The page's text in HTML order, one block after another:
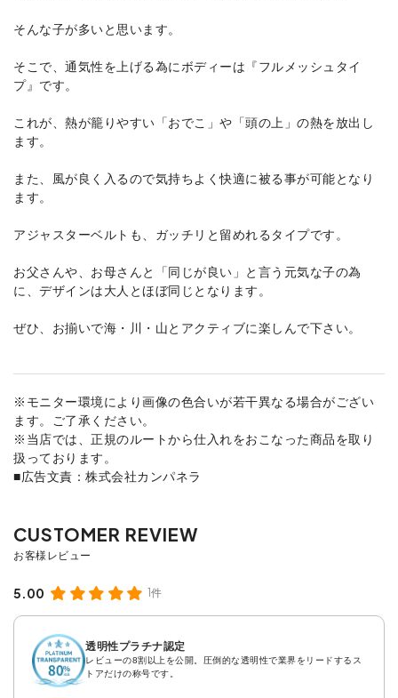
そんな子が多いと思います。
そこで、通気性を上げる為にボディーは『フルメッシュタイ
プ』です。
これが、熱が籠りやすい「おでこ」や「頭の上」の熱を放出し
ます。
また、風が良く入るので気持ちよく快適に被る事が可能となり
ます。
アジャスターベルトも、ガッチリと留めれるタイプです。
お父さんや、お母さんと「同じが良い」と言う元気な子の為
に、デザインは大人とほぼ同じとなります。
ぜひ、お揃いで海・川・山とアクティブに楽しんで下さい。
※モニター環境により画像の色合いが若干異なる場合がござい
ます。ご了承ください。
※当店では、正規のルートから仕入れをおこなった商品を取り
扱っております。
■広告文責：株式会社カンパネラ
5.00 1件
透明性プラチナ認定
レビューの8割以上を公開。圧倒的な透明性で業界をリードするス
トアだけの称号です。